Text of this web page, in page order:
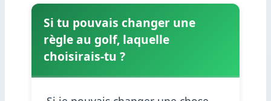
Si tu pouvais changer une
règle au golf, laquelle
choisirais-tu ?